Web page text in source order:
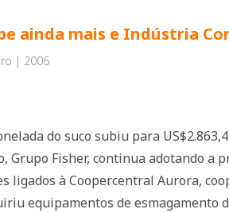
ainda mais e Indústria
| 2006
do suco subiu para
Grupo Fisher, continua adotando a
ligados à Coopercentral Aurora,
equipamentos de esmagamento